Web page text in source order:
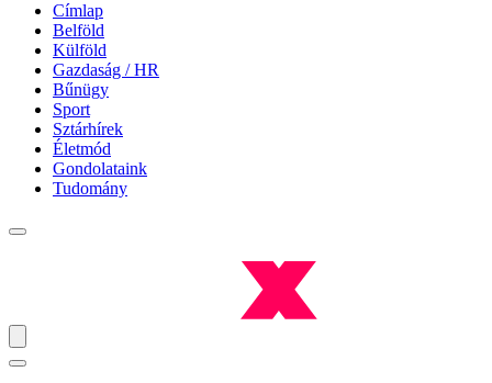
Címlap
Belföld
Külföld
Gazdaság / HR
Bűnügy
Sport
Sztárhírek
Életmód
Gondolataink
Tudomány